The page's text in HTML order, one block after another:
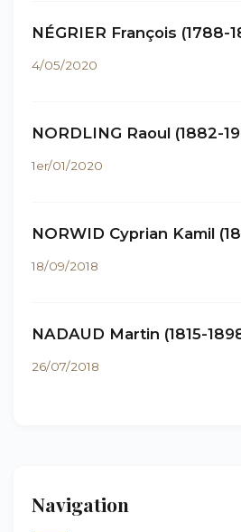
NÉGRIER François (1788-
4/05/2020
NORDLING Raoul (1882-
1er/01/2020
NORWID Cyprian Kamil
18/09/2018
NADAUD Martin (1815-
26/07/2018
Navigation